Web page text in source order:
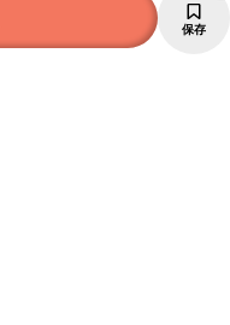
保存